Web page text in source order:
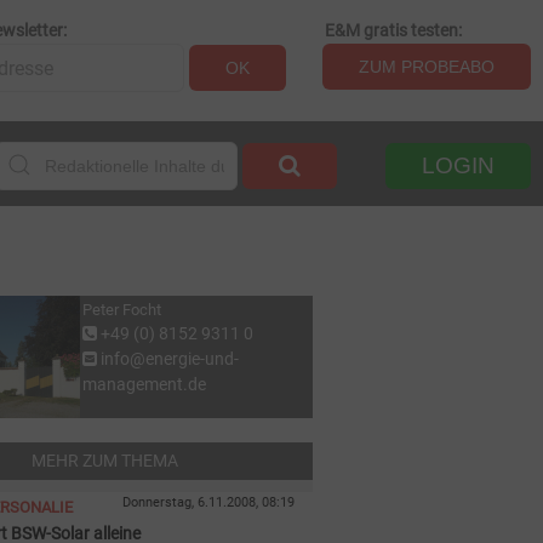
OK
E&M gratis testen:
ZUM PROBEABO
LOGIN
Peter Focht
+49 (0) 8152 9311 0
info@energie-und-
management.de
MEHR ZUM THEMA
Donnerstag, 6.11.2008, 08:19
BSW-Solar alleine